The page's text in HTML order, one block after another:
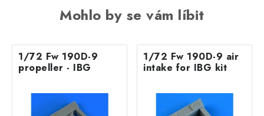
Mohlo by se vám líbit
1/72 Fw 190D-9
propeller - IBG
1/72 Fw 190D-9 air
intake for IBG kit